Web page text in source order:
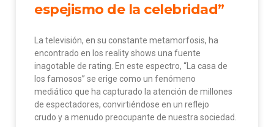
espejismo de la celebridad”
La televisión, en su constante metamorfosis, ha
encontrado en los reality shows una fuente
inagotable de rating. En este espectro, “La casa de
los famosos” se erige como un fenómeno
mediático que ha capturado la atención de millones
de espectadores, convirtiéndose en un reflejo
crudo y a menudo preocupante de nuestra sociedad.